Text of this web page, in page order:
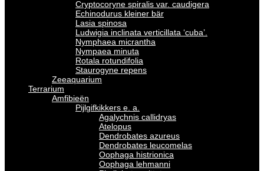
Cryptocoryne spiralis var. caudigera
Echinodurus kleiner bär
Lasia spinosa
Ludwigia inclinata verticillata ‘cuba’.
Nymphaea micrantha
Nympaea minuta
Rotala rotundifolia
Staurogyne repens
Zeeaquarium
Terrarium
Amfibieën
Pijlgifkikkers e. a.
Agalychnis callidryas
Atelopus
Dendrobates azureus
Dendrobates leucomelas
Oophaga histrionica
Oophaga lehmanni